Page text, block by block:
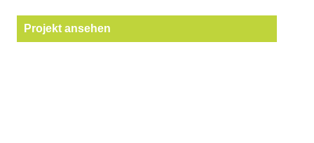
Projekt ansehen